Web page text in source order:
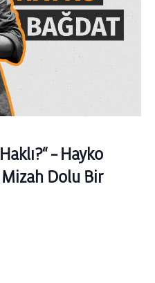
Haklı?“ – Hayko
Mizah Dolu Bir